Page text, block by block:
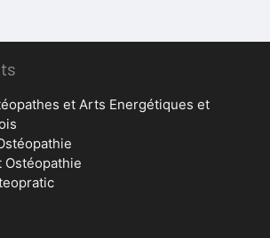
et Arts Energétiques et
Ostéopathie